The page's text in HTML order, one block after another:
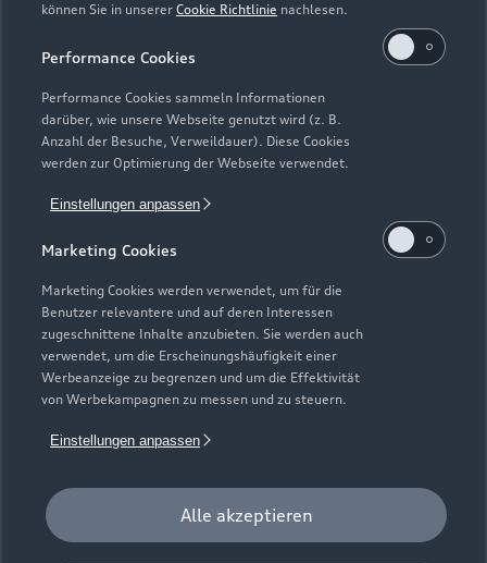
können Sie in unserer Cookie Richtlinie nachlesen.
Performance Cookies
Performance Cookies sammeln Informationen
darüber, wie unsere Webseite genutzt wird (z. B.
Anzahl der Besuche, Verweildauer). Diese Cookies
werden zur Optimierung der Webseite verwendet.
Einstellungen anpassen
Marketing Cookies
Marketing Cookies werden verwendet, um für die
Benutzer relevantere und auf deren Interessen
zugeschnittene Inhalte anzubieten. Sie werden auch
verwendet, um die Erscheinungshäufigkeit einer
Werbeanzeige zu begrenzen und um die Effektivität
von Werbekampagnen zu messen und zu steuern.
Einstellungen anpassen
Alle akzeptieren
Geschlossen,öffnet am Montag 08:00
Zur Inspektion